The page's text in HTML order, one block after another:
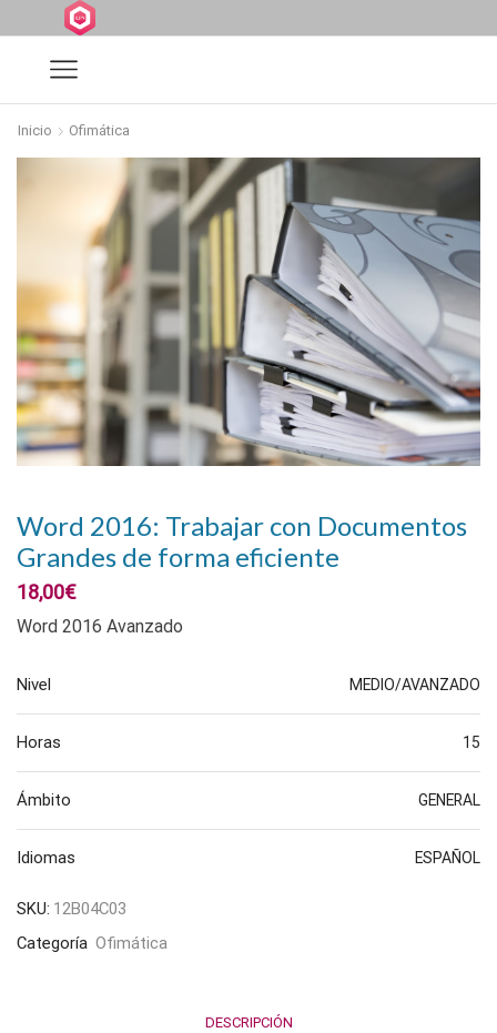
Inicio Ofimática
Word 2016: Trabajar con Documentos
Grandes de forma eficiente
18,00€
Word 2016 Avanzado
Nivel MEDIO/AVANZADO
Horas 15
Ámbito GENERAL
Idiomas ESPAÑOL
SKU: 12B04C03
Categoría Ofimática
DESCRIPCIÓN